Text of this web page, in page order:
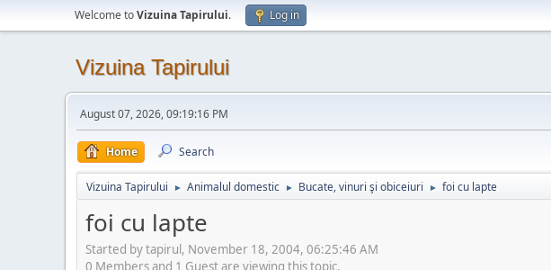
Welcome toVizuina Tapirului. Log in
Vizuina Tapirului
August 07, 2026, 09:19:16 PM
Home Search
Vizuina Tapirului ► Animalul domestic ► Bucate, vinuri şi obiceiuri ► foi cu lapte
foi cu lapte
Started by tapirul, November 18, 2004, 06:25:46 AM
0 Members and 1 Guest are viewing this topic.